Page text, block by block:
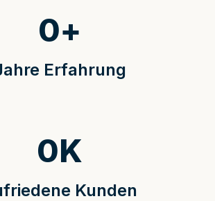
Erfahrung
0+
Kunden
0K